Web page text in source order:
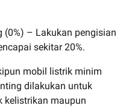
(0%) – Lakukan pengisian
sekitar 20%.
mobil listrik minim
dilakukan untuk
kelistrikan maupun